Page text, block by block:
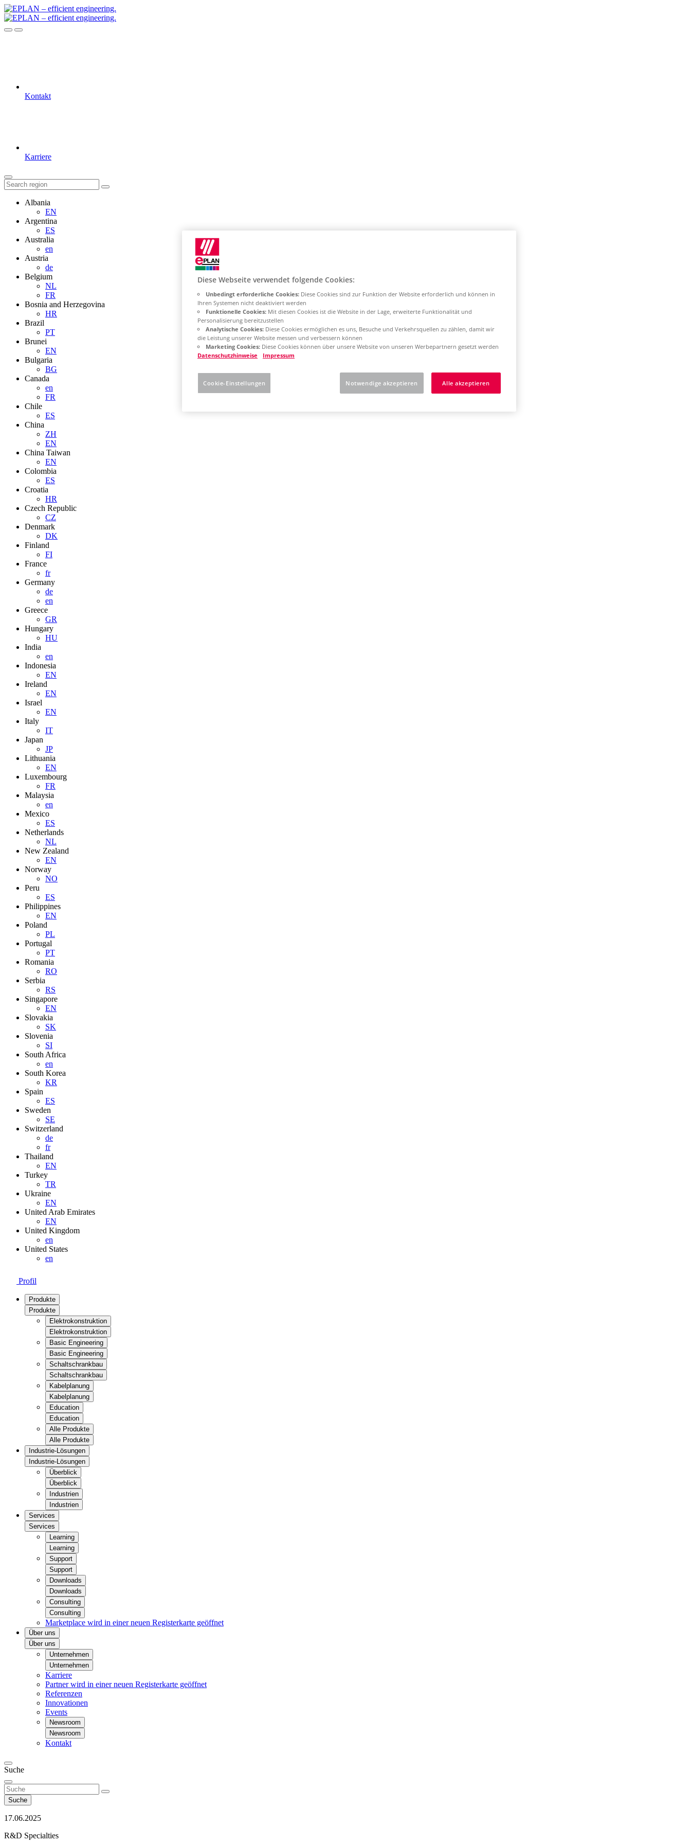
Kontakt
Karriere
Albania
EN
Argentina
ES
Australia
en
Austria
de
Belgium
NL
FR
Bosnia and Herzegovina
HR
Brazil
PT
Brunei
EN
Bulgaria
BG
Canada
en
FR
Chile
ES
China
ZH
EN
China Taiwan
EN
Colombia
ES
Croatia
HR
Czech Republic
CZ
Denmark
DK
Finland
FI
France
fr
Germany
de
en
Greece
GR
Hungary
HU
India
en
Indonesia
EN
Ireland
EN
Israel
EN
Italy
IT
Japan
JP
Lithuania
EN
Luxembourg
FR
Malaysia
en
Mexico
ES
Netherlands
NL
New Zealand
EN
Norway
NO
Peru
ES
Philippines
EN
Poland
PL
Portugal
PT
Romania
RO
Serbia
RS
Singapore
EN
Slovakia
SK
Slovenia
SI
South Africa
en
South Korea
KR
Spain
ES
Sweden
SE
Switzerland
de
fr
Thailand
EN
Turkey
TR
Ukraine
EN
United Arab Emirates
EN
United Kingdom
en
United States
en
Profil
Produkte
Produkte
Elektrokonstruktion
Elektrokonstruktion
Basic Engineering
Basic Engineering
Schaltschrankbau
Schaltschrankbau
Kabelplanung
Kabelplanung
Education
Education
Alle Produkte
Alle Produkte
Industrie-Lösungen
Industrie-Lösungen
Überblick
Überblick
Industrien
Industrien
Services
Services
Learning
Learning
Support
Support
Downloads
Downloads
Consulting
Consulting
Marketplace wird in einer neuen Registerkarte geöffnet
Über uns
Über uns
Unternehmen
Unternehmen
Karriere
Partnerwird in einer neuen Registerkarte geöffnet
Referenzen
Innovationen
Events
Newsroom
Newsroom
Kontakt
Suche
Suche
17.06.2025
R&D Specialties
Diese Webseite verwendet folgende Cookies:
Unbedingt erforderliche Cookies: Diese Cookies sind zur Funktion der Website erforderlich und können in
Ihren Systemen nicht deaktiviert werden
Funktionelle Cookies: Mit diesen Cookies ist die Website in der Lage, erweiterte Funktionalität und
Personalisierung bereitzustellen
Analytische Cookies: Diese Cookies ermöglichen es uns, Besuche und Verkehrsquellen zu zählen, damit wir
die Leistung unserer Website messen und verbessern können
Marketing Cookies: Diese Cookies können über unsere Website von unseren Werbepartnern gesetzt werden
Datenschutzhinweise
Impressum
Notwendige akzeptieren Alle akzeptieren
Cookie-Einstellungen